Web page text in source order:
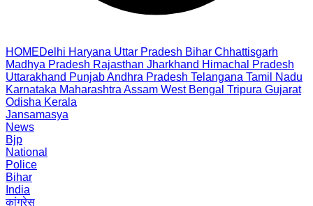
HOMEDelhi Haryana Uttar Pradesh Bihar Chhattisgarh
Madhya Pradesh Rajasthan Jharkhand Himachal Pradesh
Uttarakhand PunjabAndhra Pradesh Telangana Tamil Nadu
Karnataka Maharashtra Assam West Bengal Tripura Gujarat
Odisha Kerala
Jansamasya
News
Bjp
National
Police
Bihar
India
कांग्रेस